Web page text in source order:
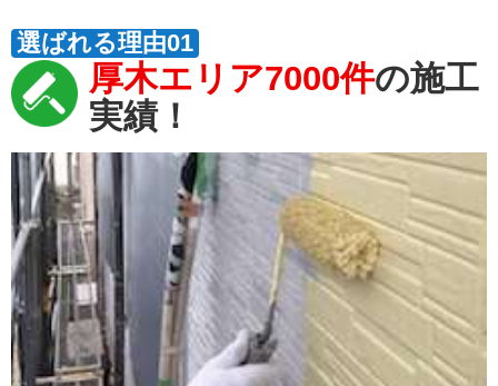
厚木エリア7000件の施工
実績！
選ばれる理由01